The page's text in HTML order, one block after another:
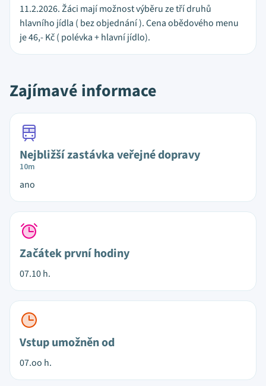
11.2.2026. Žáci mají možnost výběru ze tří druhů
hlavního jídla ( bez objednání ). Cena obědového menu
je 46,- Kč ( polévka + hlavní jídlo).
Zajímavé informace
Nejbližší zastávka veřejné dopravy
10m
ano
Začátek první hodiny
07.10 h.
Vstup umožněn od
07.oo h.